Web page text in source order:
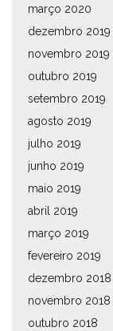
março 2020
dezembro 2019
novembro 2019
outubro 2019
setembro 2019
agosto 2019
julho 2019
junho 2019
maio 2019
abril 2019
março 2019
fevereiro 2019
dezembro 2018
novembro 2018
outubro 2018